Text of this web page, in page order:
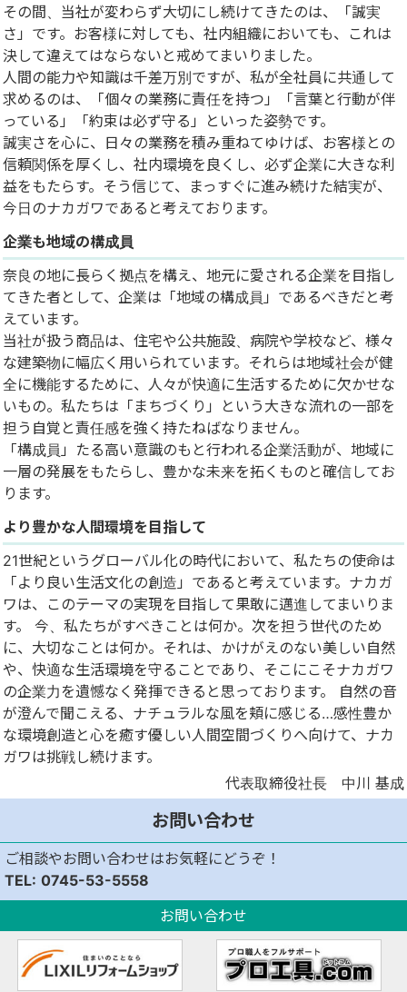
その間、当社が変わらず大切にし続けてきたのは、「誠実
さ」です。お客様に対しても、社内組織においても、これは
決して違えてはならないと戒めてまいりました。
人間の能力や知識は千差万別ですが、私が全社員に共通して
求めるのは、「個々の業務に責任を持つ」「言葉と行動が伴
っている」「約束は必ず守る」といった姿勢です。
誠実さを心に、日々の業務を積み重ねてゆけば、お客様との
信頼関係を厚くし、社内環境を良くし、必ず企業に大きな利
益をもたらす。そう信じて、まっすぐに進み続けた結実が、
今日のナカガワであると考えております。
企業も地域の構成員
奈良の地に長らく拠点を構え、地元に愛される企業を目指し
てきた者として、企業は「地域の構成員」であるべきだと考
えています。
当社が扱う商品は、住宅や公共施設、病院や学校など、様々
な建築物に幅広く用いられています。それらは地域社会が健
全に機能するために、人々が快適に生活するために欠かせな
いもの。私たちは「まちづくり」という大きな流れの一部を
担う自覚と責任感を強く持たねばなりません。
「構成員」たる高い意識のもと行われる企業活動が、地域に
一層の発展をもたらし、豊かな未来を拓くものと確信してお
ります。
より豊かな人間環境を目指して
21世紀というグローバル化の時代において、私たちの使命は
「より良い生活文化の創造」であると考えています。ナカガ
ワは、このテーマの実現を目指して果敢に邁進してまいりま
す。 今、私たちがすべきことは何か。次を担う世代のため
に、大切なことは何か。それは、かけがえのない美しい自然
や、快適な生活環境を守ることであり、そこにこそナカガワ
の企業力を遺憾なく発揮できると思っております。 自然の音
が澄んで聞こえる、ナチュラルな風を頬に感じる…感性豊か
な環境創造と心を癒す優しい人間空間づくりへ向けて、ナカ
ガワは挑戦し続けます。
代表取締役社長 中川 基成
お問い合わせ
ご相談やお問い合わせはお気軽にどうぞ！
0745-53-5558
お問い合わせ